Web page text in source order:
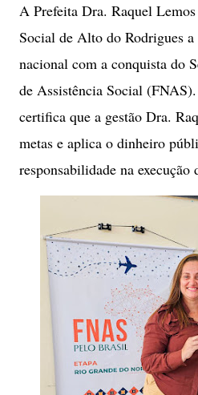
​A Prefeita Dra. Raquel
Social de Alto do Rodrigues
nacional com a conquista do
de Assistência Social
certifica que a gestão Dra.
metas e aplica o dinheiro
responsabilidade na execução